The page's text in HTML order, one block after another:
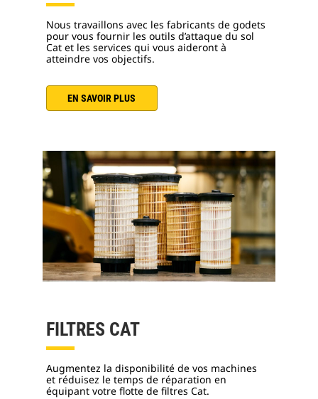
Nous travaillons avec les fabricants de godets
pour vous fournir les outils d’attaque du sol
Cat et les services qui vous aideront à
atteindre vos objectifs.
EN SAVOIR PLUS
FILTRES CAT
Augmentez la disponibilité de vos machines
et réduisez le temps de réparation en
équipant votre flotte de filtres Cat.